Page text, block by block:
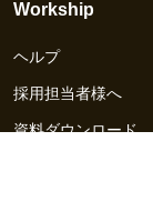
Workship
ヘルプ
採用担当者様へ
資料ダウンロード